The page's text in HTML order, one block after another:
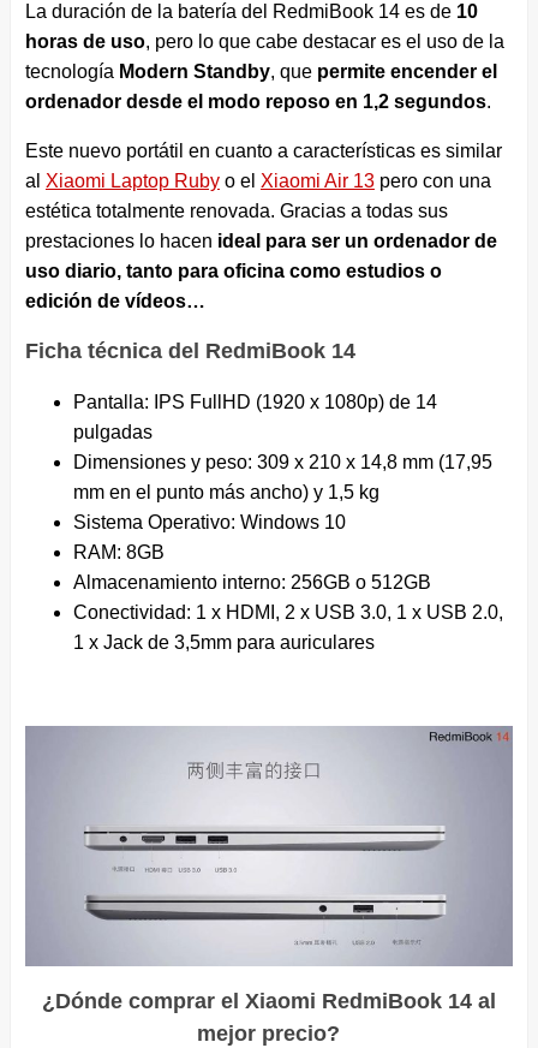
La duración de la batería del RedmiBook 14 es de 10
horas de uso, pero lo que cabe destacar es el uso de la
tecnología Modern Standby, que permite encender el
ordenador desde el modo reposo en 1,2 segundos.
Este nuevo portátil en cuanto a características es similar
al Xiaomi Laptop Rubyo el Xiaomi Air 13pero con una
estética totalmente renovada. Gracias a todas sus
prestaciones lo hacen ideal para ser un ordenador de
uso diario, tanto para oficina como estudios o
edición de vídeos…
Ficha técnica del RedmiBook 14
Pantalla: IPS FullHD (1920 x 1080p) de 14
pulgadas
Dimensiones y peso: 309 x 210 x 14,8 mm (17,95
mm en el punto más ancho) y 1,5 kg
Sistema Operativo: Windows 10
RAM: 8GB
Almacenamiento interno: 256GB o 512GB
Conectividad: 1 x HDMI, 2 x USB 3.0, 1 x USB 2.0,
1 x Jack de 3,5mm para auriculares
¿Dónde comprar el Xiaomi RedmiBook 14 al
mejor precio?